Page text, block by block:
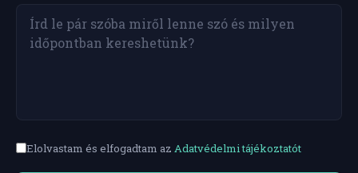
Elolvastam és elfogadtam az Adatvédelmi tájékoztatót